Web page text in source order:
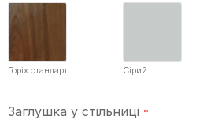
Горіх стандарт Сірий
Заглушка у стільниці